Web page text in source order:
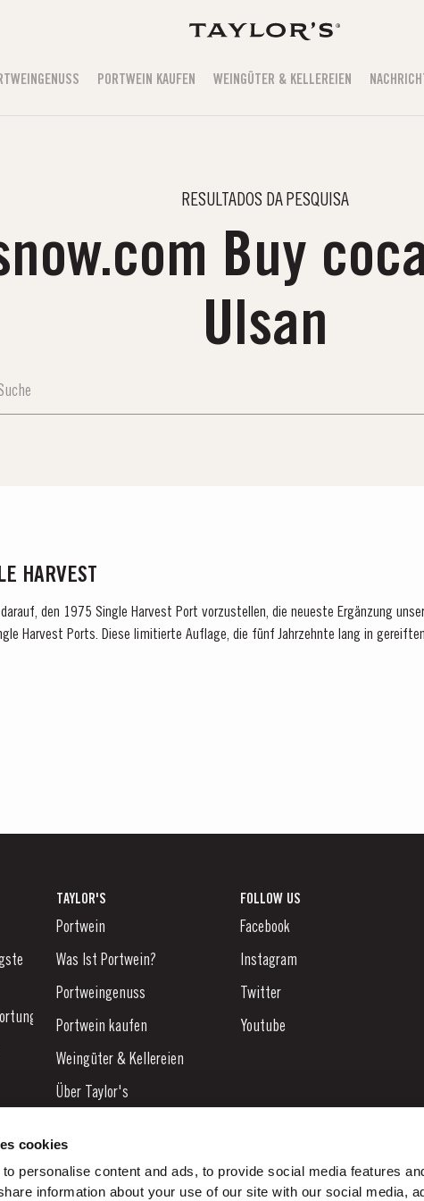
cookies
personalise content and ads, to provide social media features
information about your use of our site with our social media,
PORTWEIN KAUFEN WEINGÜTER & KELLEREIEN
RESULTADOS DA PESQUISA
Buy
Ulsan
HARVEST
den 1975 Single Harvest Port vorzustellen, die neueste Ergänzung
Harvest Ports. Diese limitierte Auflage, die fünf Jahrzehnte lang in
Engagement für Exzellenz,...
TAYLOR'S
Portwein
Was Ist Portwein?
Portweingenuss
Portwein kaufen
Weingüter & Kellereien
Über Taylor's
Kontaktieren Sie uns
FOLLOW US
Facebook
Instagram
Twitter
Youtube